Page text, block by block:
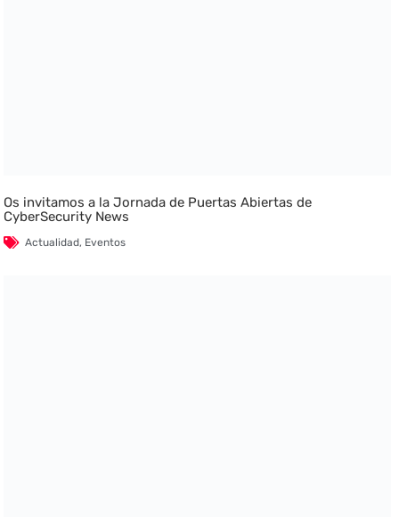
Os invitamos a la Jornada de Puertas Abiertas de
CyberSecurity News
Actualidad, Eventos